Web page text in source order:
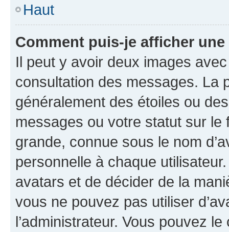
Haut
Comment puis-je afficher
Il peut y avoir deux images
consultation des messages. La
généralement des étoiles ou
messages ou votre statut sur
grande, connue sous le nom
personnelle à chaque utilisateur.
avatars et de décider de la
vous ne pouvez pas utiliser
l’administrateur. Vous pouvez